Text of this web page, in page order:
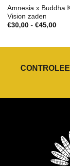
Amnesia x Buddha
Vision zaden
€30,00 - €45,00